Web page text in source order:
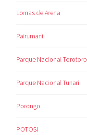
Lomas de Arena
Pairumani
Parque Nacional Torotoro
Parque Nacional Tunari
Porongo
POTOSI